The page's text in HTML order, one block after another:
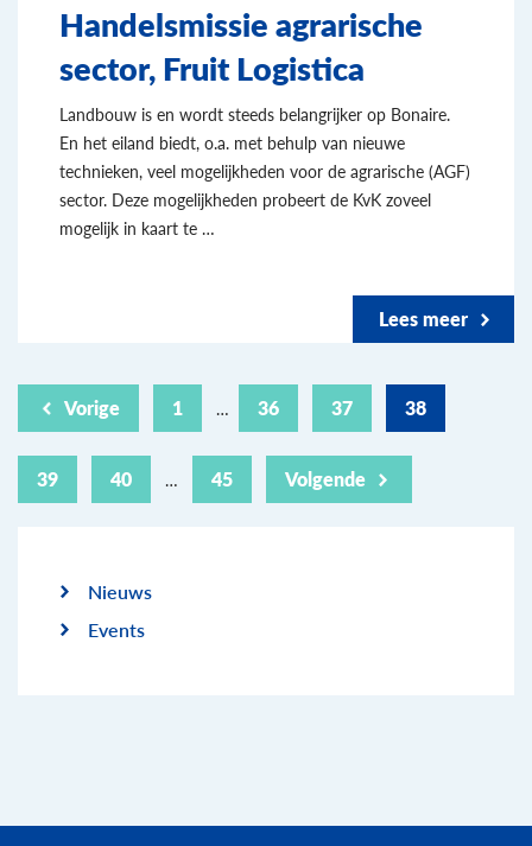
Handelsmissie agrarische
sector, Fruit Logistica
Landbouw is en wordt steeds belangrijker op Bonaire.
En het eiland biedt, o.a. met behulp van nieuwe
technieken, veel mogelijkheden voor de agrarische (AGF)
sector. Deze mogelijkheden probeert de KvK zoveel
mogelijk in kaart te …
Lees meer
Vorige 1 … 36 37 38
39 40 … 45 Volgende
Nieuws
Events